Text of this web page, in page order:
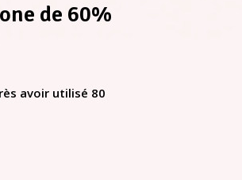
de 60%
avoir utilisé 80